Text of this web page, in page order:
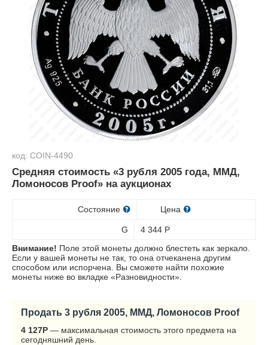
код: COIN-4490
Средняя стоимость «3 рубля 2005 года, ММД,
Ломоносов Proof» на аукционах
Состояние Цена
G 4 344 Р
Внимание! Поле этой монеты должно блестеть как зеркало.
Если у вашей монеты не так, то она отчеканена другим
способом или испорчена. Вы сможете найти похожие
монеты ниже во вкладке «Разновидности».
Продать 3 рубля 2005, ММД, Ломоносов Proof
4 127Р — максимальная стоимость этого предмета на
сегодняшний день.